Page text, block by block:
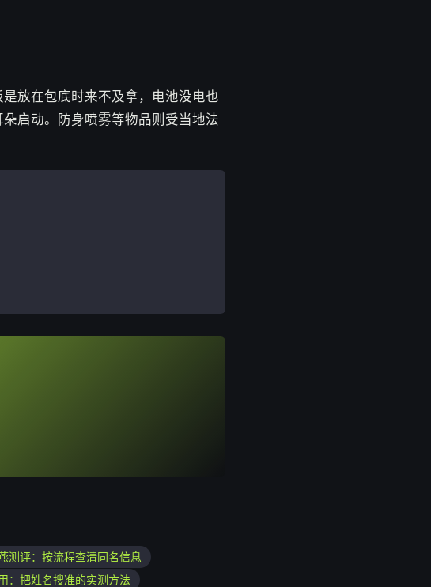
放在包底时来不及拿，电池没电也
启动。防身喷雾等物品则受当地法
测评：按流程查清同名信息
：把姓名搜准的实测方法